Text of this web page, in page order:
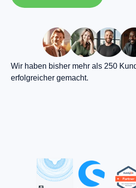
Wir haben bisher mehr als 250
erfolgreicher gemacht.